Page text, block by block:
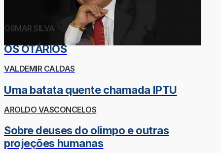
OSMAR SILVA
OS OTÁRIOS
VALDEMIR CALDAS
Uma batata quente chamada IPTU
AROLDO VASCONCELOS
Sobre deuses do olimpo e outras
projeções humanas